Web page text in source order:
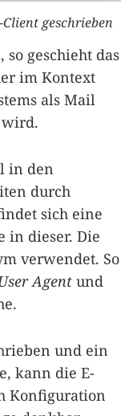
geschrieben
geschieht das
im Kontext
als Mail
wird.
in den
durch
sich eine
in dieser. Die
verwendet. So
Agent und
und ein
kann die E-
Konfiguration